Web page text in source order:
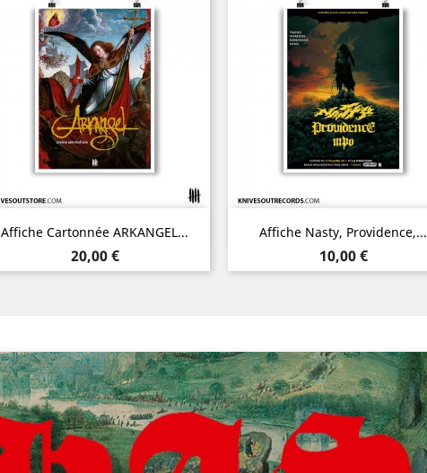
Affiche Cartonnée ARKANGEL...
Prix
20,00 €
Aperçu rapide Affiche Nasty, Providence,...
Prix
10,00 €
 Aperçu rapide